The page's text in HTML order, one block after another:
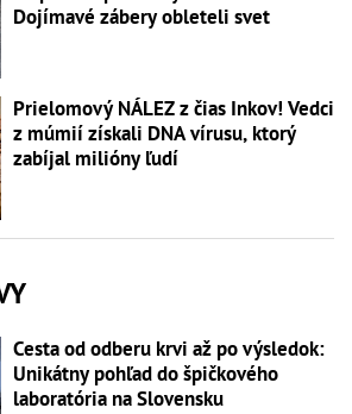
Dojímavé zábery obleteli svet
Prielomový NÁLEZ z čias Inkov! Vedci
z múmií získali DNA vírusu, ktorý
zabíjal milióny ľudí
Cesta od odberu krvi až po výsledok:
Unikátny pohľad do špičkového
laboratória na Slovensku